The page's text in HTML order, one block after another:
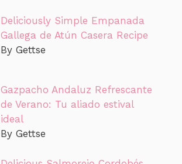
Deliciously Simple Empanada
Gallega de Atún Casera Recipe
By Gettse
Gazpacho Andaluz Refrescante
de Verano: Tu aliado estival
ideal
By Gettse